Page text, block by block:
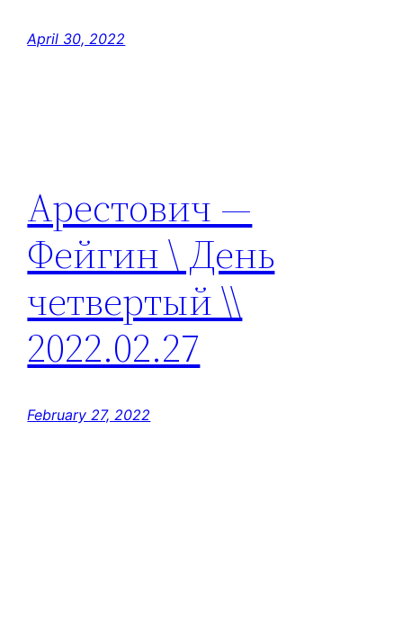
April 30, 2022
Арестович —
Фейгин \ День
четвертый \\
2022.02.27
February 27, 2022